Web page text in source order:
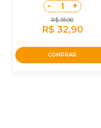
- 1 +
R$ 35,90
R$ 32,90
COMPRAR